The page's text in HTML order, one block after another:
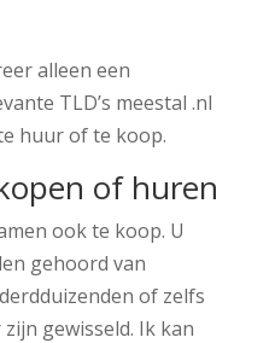
alleen een
TLD’s meestal .nl
huur of te koop.
of huren
ook te koop. U
gehoord van
of zelfs
gewisseld. Ik kan